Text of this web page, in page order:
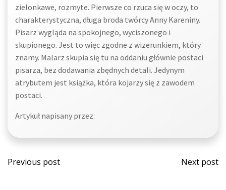
zielonkawe, rozmyte. Pierwsze co rzuca się w oczy, to
charakterystyczna, długa broda twórcy Anny Kareniny.
Pisarz wygląda na spokojnego, wyciszonego i
skupionego. Jest to więc zgodne z wizerunkiem, który
znamy. Malarz skupia się tu na oddaniu głównie postaci
pisarza, bez dodawania zbędnych detali. Jedynym
atrybutem jest książka, która kojarzy się z zawodem
postaci.
Artykuł napisany przez:
Post
Previous post
Post
Next post